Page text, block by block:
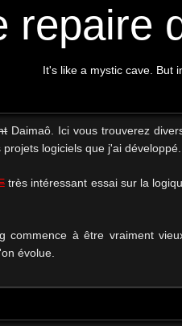
repaire
It's like a mystic cave. But
Daimaô. Ici vous trouverez
logiciels que j'ai développé.
très intéressant essai sur la
commence à être vraiment
évolue.